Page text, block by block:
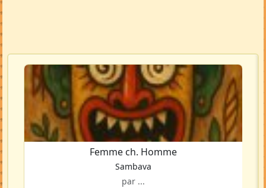
Femme ch. Homme
Sambava
par ...